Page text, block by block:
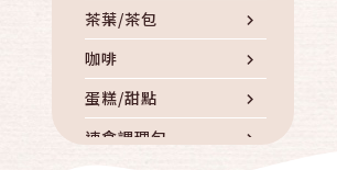
茶葉/茶包
咖啡
蛋糕/甜點
速食調理包